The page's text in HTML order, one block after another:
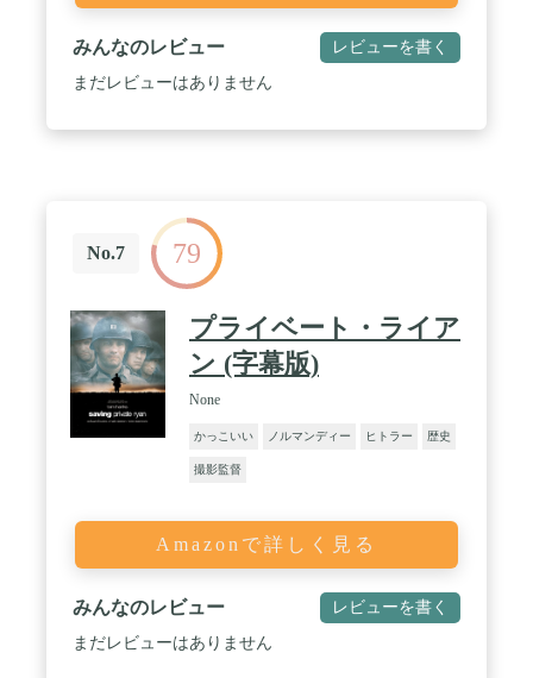
みんなのレビュー レビューを書く
まだレビューはありません
No.7 79
プライベート・ライア
ン (字幕版)
None
かっこいい ノルマンディー ヒトラー 歴史
撮影監督
Amazonで詳しく見る
みんなのレビュー レビューを書く
まだレビューはありません